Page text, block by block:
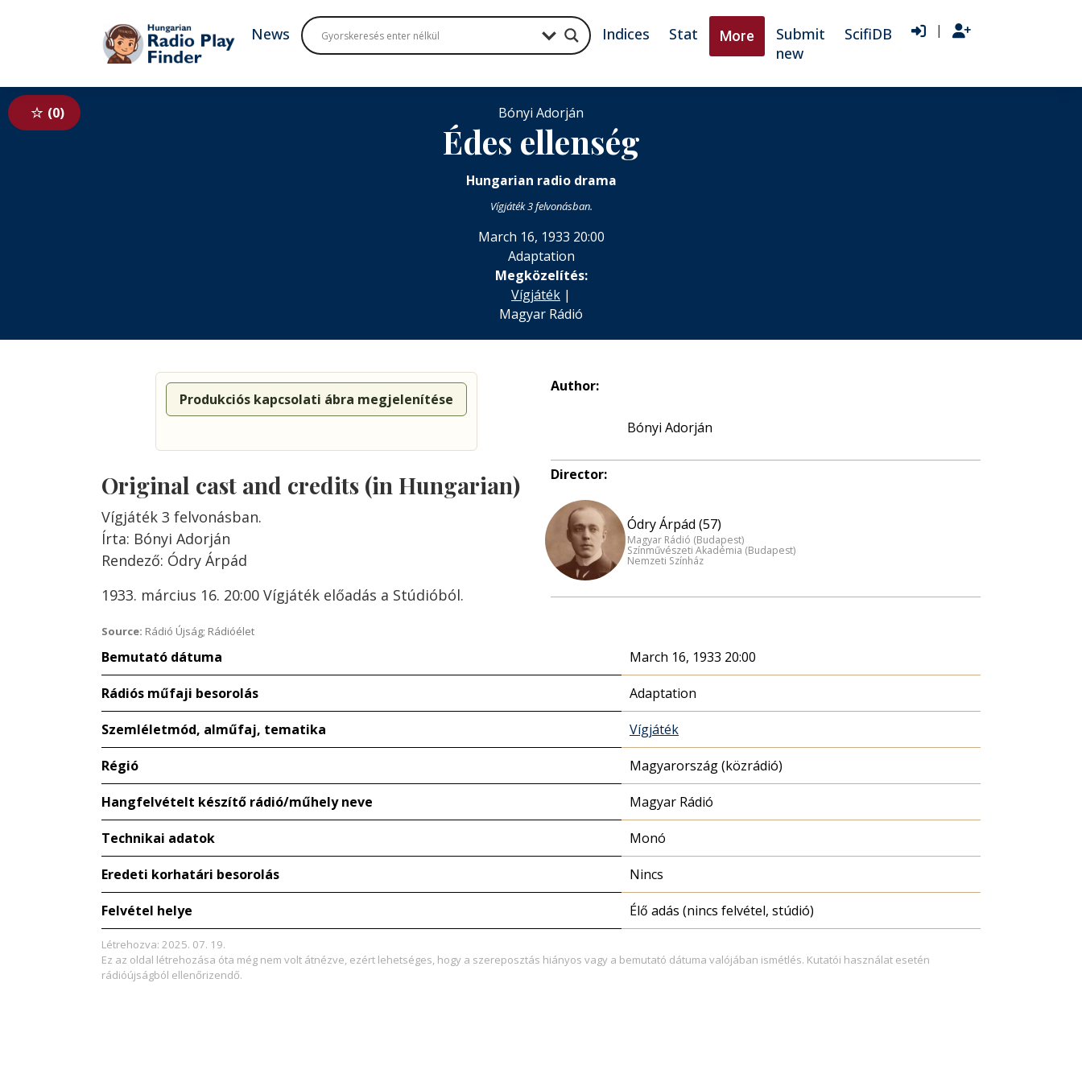
News Indices Stat More
Submit
new
ScifiDB |
0 Bónyi Adorján
Édes ellenség
Hungarian radio drama
Vígjáték 3 felvonásban.
March 16, 1933 20:00
Adaptation
Megközelítés:
Vígjáték |
Magyar Rádió
Produkciós kapcsolati ábra megjelenítése
Original cast and credits (in Hungarian)
Vígjáték 3 felvonásban.
Írta: Bónyi Adorján
Rendező: Ódry Árpád
1933. március 16. 20:00 Vígjáték előadás a Stúdióból.
Source: Rádió Újság; Rádióélet
Author:
Bónyi Adorján
Director:
Ódry Árpád (57)
Magyar Rádió (Budapest)
Színművészeti Akadémia (Budapest)
Nemzeti Színház
Bemutató dátuma March 16, 1933 20:00
Rádiós műfaji besorolás Adaptation
Szemléletmód, alműfaj, tematika Vígjáték
Régió Magyarország (közrádió)
Hangfelvételt készítő rádió/műhely neve Magyar Rádió
Technikai adatok Monó
Eredeti korhatári besorolás Nincs
Felvétel helye Élő adás (nincs felvétel, stúdió)
Létrehozva: 2025. 07. 19.
Ez az oldal létrehozása óta még nem volt átnézve, ezért lehetséges, hogy a szereposztás hiányos vagy a bemutató dátuma valójában ismétlés. Kutatói használat esetén
rádióújságból ellenőrizendő.